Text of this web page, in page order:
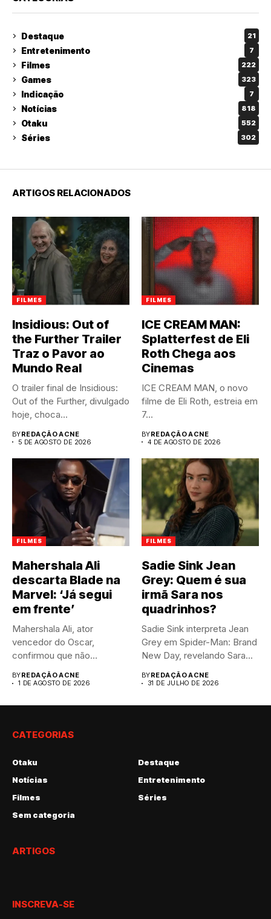
Destaque 21
Entretenimento 7
Filmes 222
Games 323
Indicação 7
Notícias 818
Otaku 552
Séries 302
ARTIGOS RELACIONADOS
FILMES
Insidious: Out of
the Further Trailer
Traz o Pavor ao
Mundo Real
O trailer final de Insidious:
Out of the Further, divulgado
hoje, choca...
BYREDAÇÃO ACNE
5 DE AGOSTO DE 2026
FILMES
ICE CREAM MAN:
Splatterfest de Eli
Roth Chega aos
Cinemas
ICE CREAM MAN, o novo
filme de Eli Roth, estreia em
7...
BYREDAÇÃO ACNE
4 DE AGOSTO DE 2026
FILMES
Mahershala Ali
descarta Blade na
Marvel: ‘Já segui
em frente’
Mahershala Ali, ator
vencedor do Oscar,
confirmou que não
interpretará Blade na...
BYREDAÇÃO ACNE
1 DE AGOSTO DE 2026
FILMES
Sadie Sink Jean
Grey: Quem é sua
irmã Sara nos
quadrinhos?
Sadie Sink interpreta Jean
Grey em Spider-Man: Brand
New Day, revelando Sara...
BYREDAÇÃO ACNE
31 DE JULHO DE 2026
CATEGORIAS
Otaku
Destaque
Notícias
Entretenimento
Filmes
Séries
Sem categoria
ARTIGOS
INSCREVA-SE